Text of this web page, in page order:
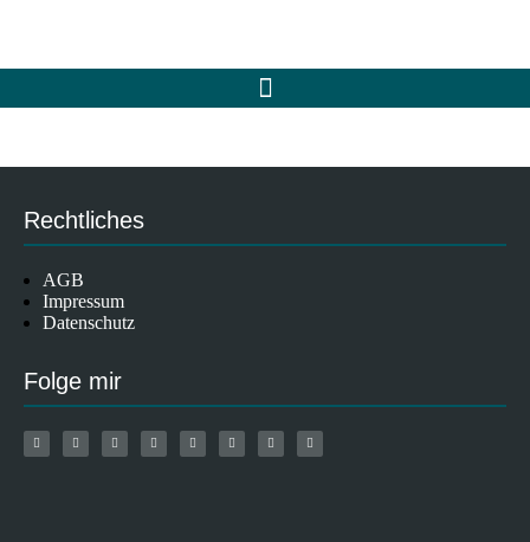
Rechtliches
AGB
Impressum
Datenschutz
Folge mir